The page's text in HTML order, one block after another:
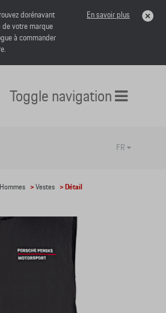
dorénavant
de votre marque
à commander
En savoir plus
Toggle navigation
FR
Hommes >Vestes > Détail